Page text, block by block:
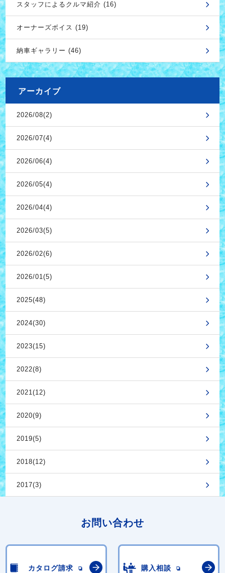
スタッフによるクルマ紹介 (16)
オーナーズボイス (19)
納車ギャラリー (46)
アーカイブ
2026/08(2)
2026/07(4)
2026/06(4)
2026/05(4)
2026/04(4)
2026/03(5)
2026/02(6)
2026/01(5)
2025(48)
2024(30)
2023(15)
2022(8)
2021(12)
2020(9)
2019(5)
2018(12)
2017(3)
お問い合わせ
カタログ請求 購入相談